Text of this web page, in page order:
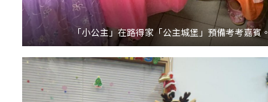
「小公主」在路得家「公主城堡」預備考考嘉賓。